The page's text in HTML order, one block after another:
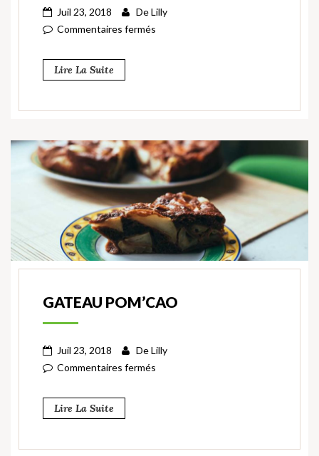
Juil 23, 2018 DeLilly
Commentaires fermés
Lire La Suite
GATEAU POM’CAO
Juil 23, 2018 DeLilly
Commentaires fermés
Lire La Suite